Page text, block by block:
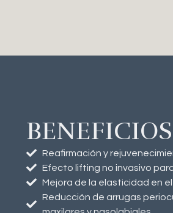
Reafirmación y
Efecto lifting no invasivo
Mejora de la elasticidad en
Reducción de arrugas